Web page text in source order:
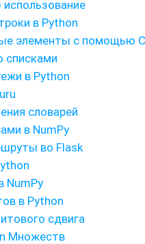
в Python
элементы с помощью
в Python
словарей
в NumPy
во Flask
NumPy
в Python
сдвига
Множеств